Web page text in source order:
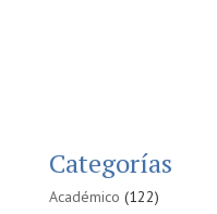
Categorías
Académico (122)